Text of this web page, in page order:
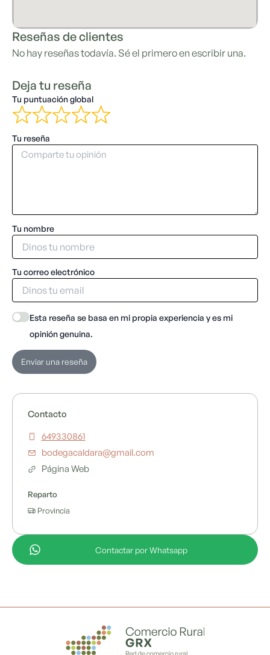
Reseñas de clientes
No hay reseñas todavía. Sé el primero en escribir una.
Deja tu reseña
Tu puntuación global
Tu reseña
Tu nombre
Tu correo electrónico
Esta reseña se basa en mi propia experiencia y es mi
opinión genuina.
Enviar una reseña
Contacto
649330861
bodegacaldara@gmail.com
Página Web
Reparto
Provincia
Contactar por Whatsapp